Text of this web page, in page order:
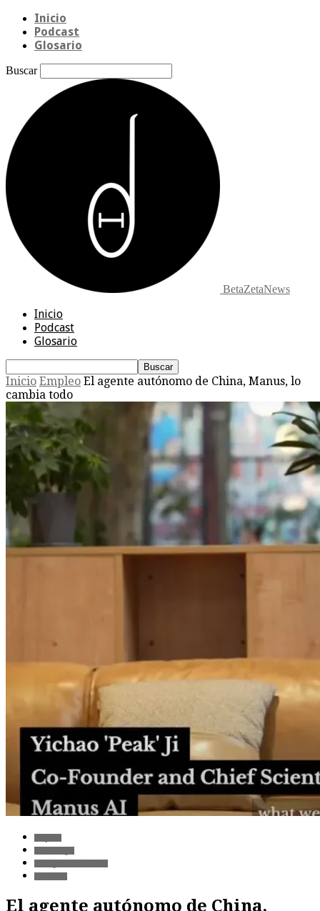
Inicio
Podcast
Glosario
Buscar
BetaZetaNews
Inicio
Podcast
Glosario
Inicio Empleo El agente autónomo de China, Manus, lo
cambia todo
El agente autónomo de China,